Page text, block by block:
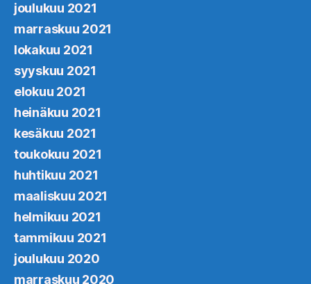
joulukuu 2021
marraskuu 2021
lokakuu 2021
syyskuu 2021
elokuu 2021
heinäkuu 2021
kesäkuu 2021
toukokuu 2021
huhtikuu 2021
maaliskuu 2021
helmikuu 2021
tammikuu 2021
joulukuu 2020
marraskuu 2020